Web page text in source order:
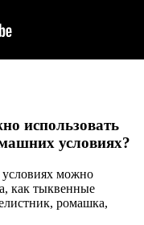
использовать
условиях?
условиях можно
как тыквенные
ромашка,